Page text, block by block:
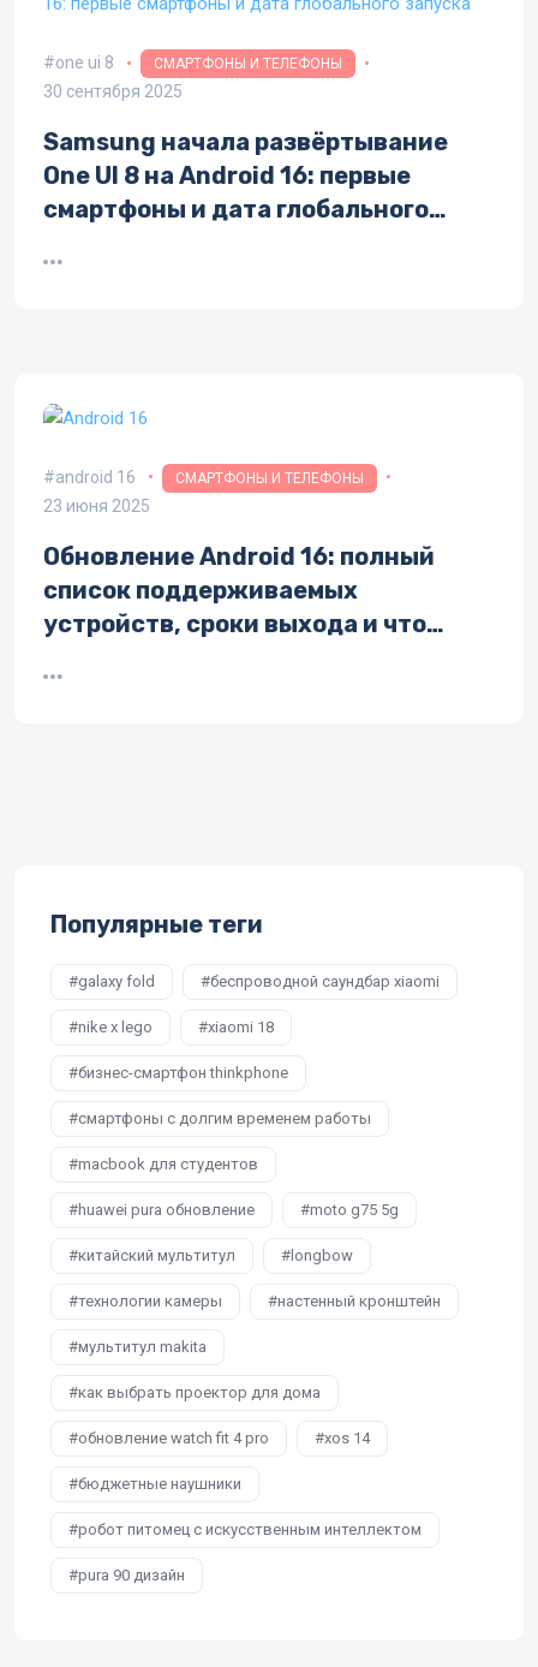
one ui 8 СМАРТФОНЫ И ТЕЛЕФОНЫ
30 сентября 2025
Samsung начала развёртывание
One UI 8 на Android 16: первые
смартфоны и дата глобального
android 16 СМАРТФОНЫ И ТЕЛЕФОНЫ
23 июня 2025
Обновление Android 16: полный
список поддерживаемых
устройств, сроки выхода и что
Популярные теги
galaxy fold беспроводной саундбар xiaomi
nike x lego xiaomi 18
бизнес-смартфон thinkphone
смартфоны с долгим временем работы
macbook для студентов
huawei pura обновление moto g75 5g
китайский мультитул longbow
технологии камеры настенный кронштейн
мультитул makita
как выбрать проектор для дома
обновление watch fit 4 pro xos 14
бюджетные наушники
робот питомец с искусственным интеллектом
pura 90 дизайн